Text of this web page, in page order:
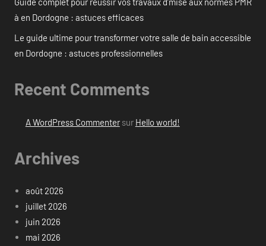
à en Dordogne : astuces efficaces
Le guide ultime pour transformer votre salle de bain accessible
en Dordogne : astuces professionnelles
Recent Comments
A WordPress Commentersur Hello world!
Archives
août 2026
juillet 2026
juin 2026
mai 2026